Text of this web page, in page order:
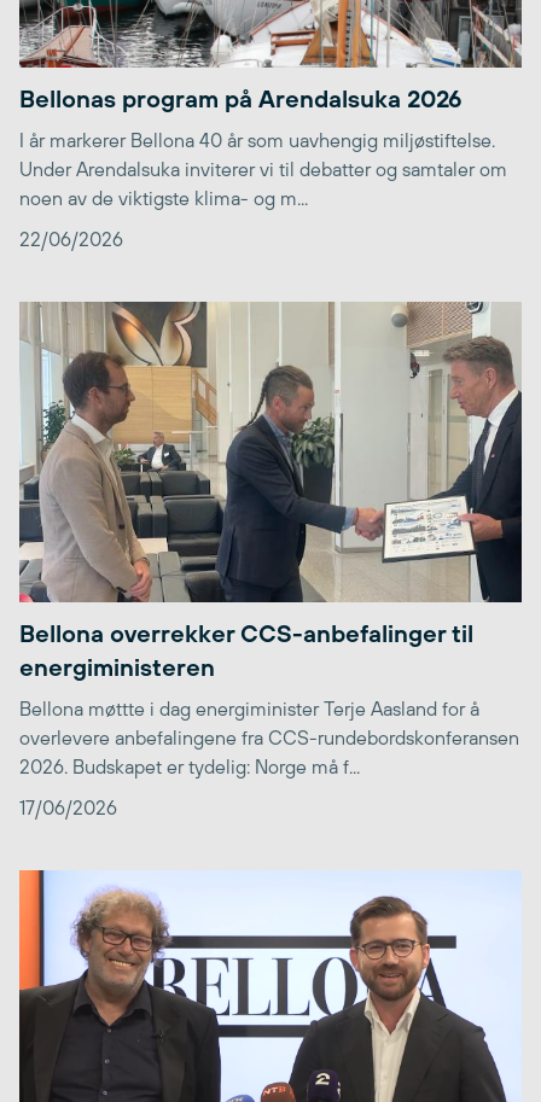
Bellonas program på Arendalsuka 2026
I år markerer Bellona 40 år som uavhengig miljøstiftelse.
Under Arendalsuka inviterer vi til debatter og samtaler om
noen av de viktigste klima- og m...
22/06/2026
Bellona overrekker CCS-anbefalinger til
energiministeren
Bellona møttte i dag energiminister Terje Aasland for å
overlevere anbefalingene fra CCS-rundebordskonferansen
2026. Budskapet er tydelig: Norge må f...
17/06/2026